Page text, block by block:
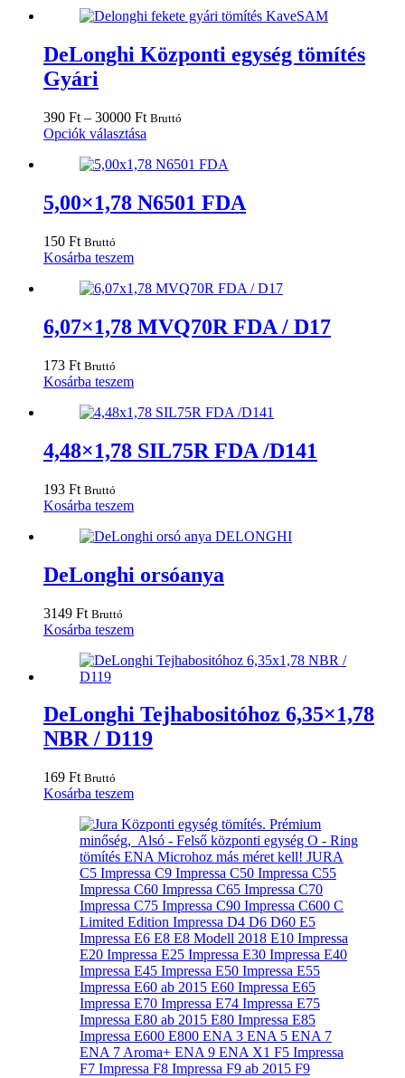
30000 Ft
terméknek
variációja
van.
a
ki
DeLonghi Központi egység tömítés
Gyári
390 Ft – 30000 FtÁrtartomány:
30000 Ft
Bruttó
Opciók választása
terméknek
variációja
van.
választhatók
5,00×1,78 N6501 FDA
150 Ft Bruttó
Kosárba teszem
6,07×1,78 MVQ70R FDA / D17
173 Ft Bruttó
Kosárba teszem
4,48×1,78 SIL75R FDA /D141
193 Ft Bruttó
Kosárba teszem
DeLonghi orsóanya
3149 Ft Bruttó
Kosárba teszem
DeLonghi Tejhabositóhoz 6,35×1,78
NBR / D119
169 Ft Bruttó
Kosárba teszem